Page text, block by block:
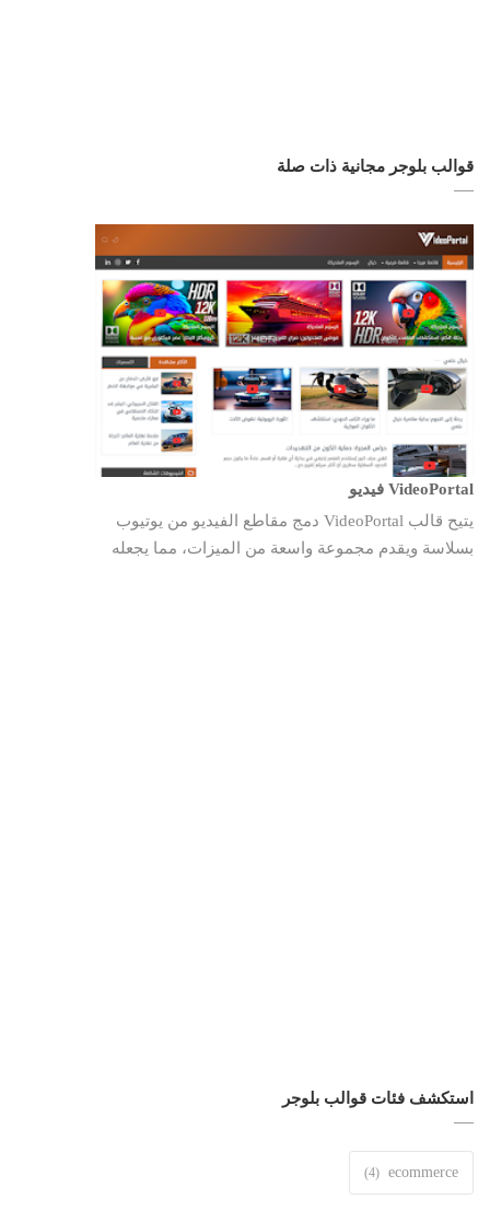
قوالب بلوجر مجانية ذات صلة
VideoPortal فيديو
يتيح قالب VideoPortal دمج مقاطع الفيديو من يوتيوب
بسلاسة ويقدم مجموعة واسعة من الميزات، مما يجعله
استكشف فئات قوالب بلوجر
ecommerce